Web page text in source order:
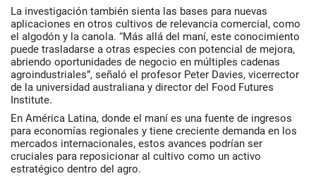
La investigación también sienta las bases para nuevas
aplicaciones en otros cultivos de relevancia comercial, como
el algodón y la canola. “Más allá del maní, este conocimiento
puede trasladarse a otras especies con potencial de mejora,
abriendo oportunidades de negocio en múltiples cadenas
agroindustriales”, señaló el profesor Peter Davies, vicerrector
de la universidad australiana y director del Food Futures
Institute.
En América Latina, donde el maní es una fuente de ingresos
para economías regionales y tiene creciente demanda en los
mercados internacionales, estos avances podrían ser
cruciales para reposicionar al cultivo como un activo
estratégico dentro del agro.